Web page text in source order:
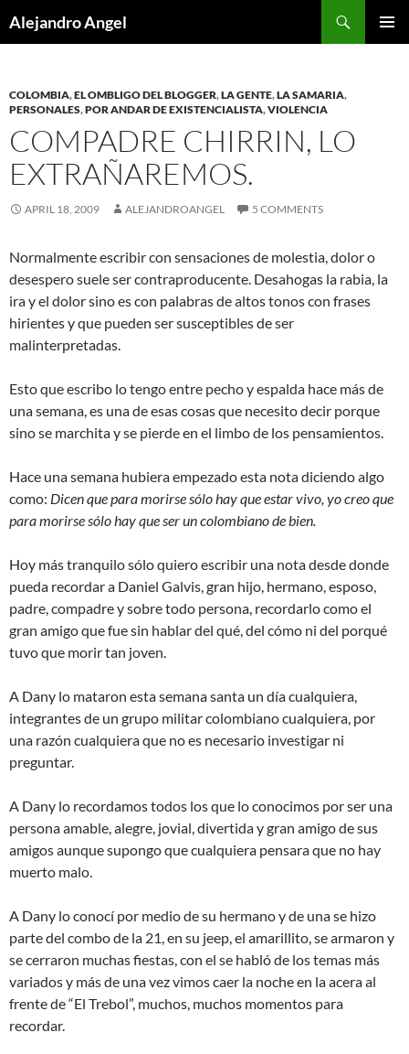
toAlejandro Angel
COLOMBIA,EL OMBLIGO DEL BLOGGER,LA GENTE,LA SAMARIA,
PERSONALES,POR ANDAR DE EXISTENCIALISTA,VIOLENCIA
COMPADRE CHIRRIN, LO
EXTRAÑAREMOS.
APRIL 18, 2009 ALEJANDROANGEL 5 COMMENTS
Normalmente escribir con sensaciones de molestia, dolor o
desespero suele ser contraproducente. Desahogas la rabia, la
ira y el dolor sino es con palabras de altos tonos con frases
hirientes y que pueden ser susceptibles de ser
malinterpretadas.
Esto que escribo lo tengo entre pecho y espalda hace más de
una semana, es una de esas cosas que necesito decir porque
sino se marchita y se pierde en el limbo de los pensamientos.
Hace una semana hubiera empezado esta nota diciendo algo
como: Dicen que para morirse sólo hay que estar vivo, yo creo que
para morirse sólo hay que ser un colombiano de bien.
Hoy más tranquilo sólo quiero escribir una nota desde donde
pueda recordar a Daniel Galvis, gran hijo, hermano, esposo,
padre, compadre y sobre todo persona, recordarlo como el
gran amigo que fue sin hablar del qué, del cómo ni del porqué
tuvo que morir tan joven.
A Dany lo mataron esta semana santa un día cualquiera,
integrantes de un grupo militar colombiano cualquiera, por
una razón cualquiera que no es necesario investigar ni
preguntar.
A Dany lo recordamos todos los que lo conocimos por ser una
persona amable, alegre, jovial, divertida y gran amigo de sus
amigos aunque supongo que cualquiera pensara que no hay
muerto malo.
A Dany lo conocí por medio de su hermano y de una se hizo
parte del combo de la 21, en su jeep, el amarillito, se armaron y
se cerraron muchas fiestas, con el se habló de los temas más
variados y más de una vez vimos caer la noche en la acera al
frente de “El Trebol”, muchos, muchos momentos para
recordar.